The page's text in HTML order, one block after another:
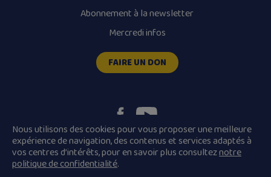
Abonnement à la newsletter
Mercredi infos
FAIRE UN DON
Plan du site
Mentions légales
Conditions Générales de Vente
Nous utilisons des cookies pour vous proposer une meilleure
expérience de navigation, des contenus et services adaptés à
vos centres d’intérêts, pour en savoir plus consulteznotre
politique de confidentialité.